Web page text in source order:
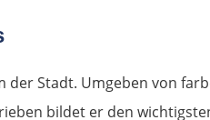
der Stadt. Umgeben von
bildet er den